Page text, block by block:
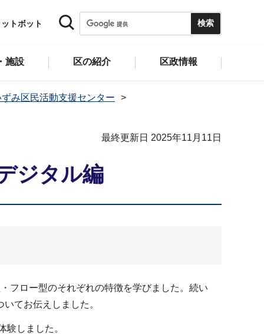
トボット
施設 区の紹介 区政情報
ずみ区民活動支援センター
最終更新日 2025年11月11日
ジタル編
フロー型のそれぞれの特徴を学びました。続い
てお伝えしました。
しました。